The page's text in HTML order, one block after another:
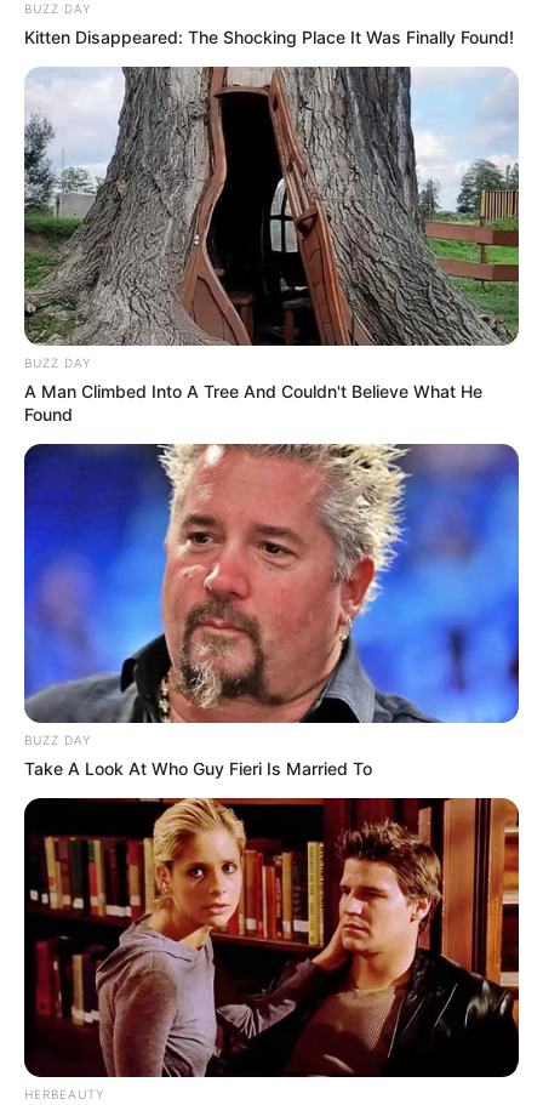
BUZZ DAY
Kitten Disappeared: The Shocking Place It Was Finally Found!
BUZZ DAY
A Man Climbed Into A Tree And Couldn't Believe What He
Found
BUZZ DAY
Take A Look At Who Guy Fieri Is Married To
HERBEAUTY